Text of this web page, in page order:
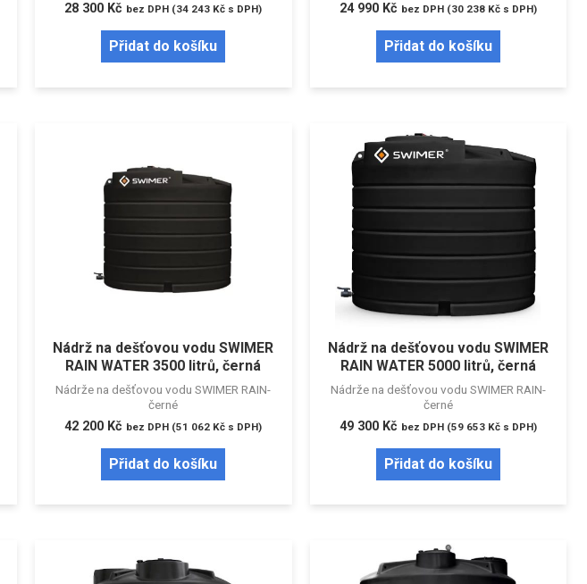
28 300 Kč bez DPH (34 243 Kč s DPH)
Přidat do košíku
24 990 Kč bez DPH (30 238 Kčs DPH)
Přidat do košíku
Nádrž na dešťovou vodu SWIMER
RAIN WATER 3500 litrů, černá
Nádrže na dešťovou vodu SWIMER RAIN-
černé
42 200 Kč bez DPH (51 062 Kč s DPH)
Přidat do košíku
Nádrž na dešťovou vodu SWIMER
RAIN WATER 5000 litrů, černá
Nádrže na dešťovou vodu SWIMER RAIN-
černé
49 300 Kč bez DPH (59 653 Kčs DPH)
Přidat do košíku